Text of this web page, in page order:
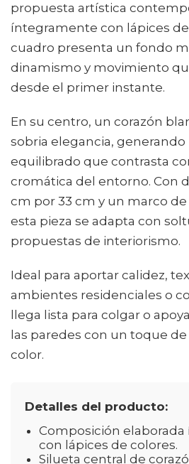
propuesta artística
íntegramente con lápices
cuadro presenta un fondo
dinamismo y movimiento
desde el primer instante.
En su centro, un corazón
sobria elegancia, generando
equilibrado que contrasta
cromática del entorno. Con
cm por 33 cm y un marco
esta pieza se adapta con
propuestas de interiorismo.
Ideal para aportar calidez,
ambientes residenciales o
llega lista para colgar o
las paredes con un toque
color.
Detalles del producto:
Composición
con lápices de colores.
Silueta central de